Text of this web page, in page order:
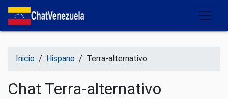
Salir del contenido
Inicio / Hispano / Terra-alternativo
Chat Terra-alternativo